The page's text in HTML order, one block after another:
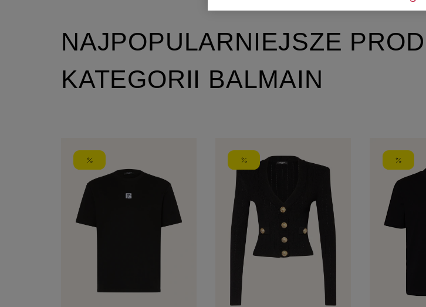
NAJPOPULARNIEJSZE
KATEGORII BALMAIN